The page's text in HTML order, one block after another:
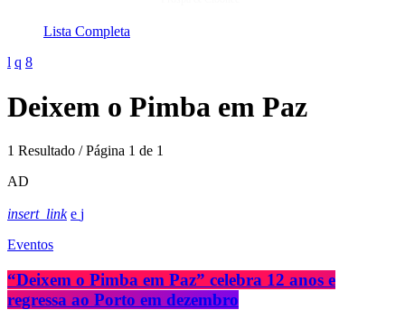
Lista Completa
Deixem o Pimba em Paz
1 Resultado / Página 1 de 1
AD
insert_link
Eventos
“Deixem o Pimba em Paz” celebra 12 anos e
regressa ao Porto em dezembro